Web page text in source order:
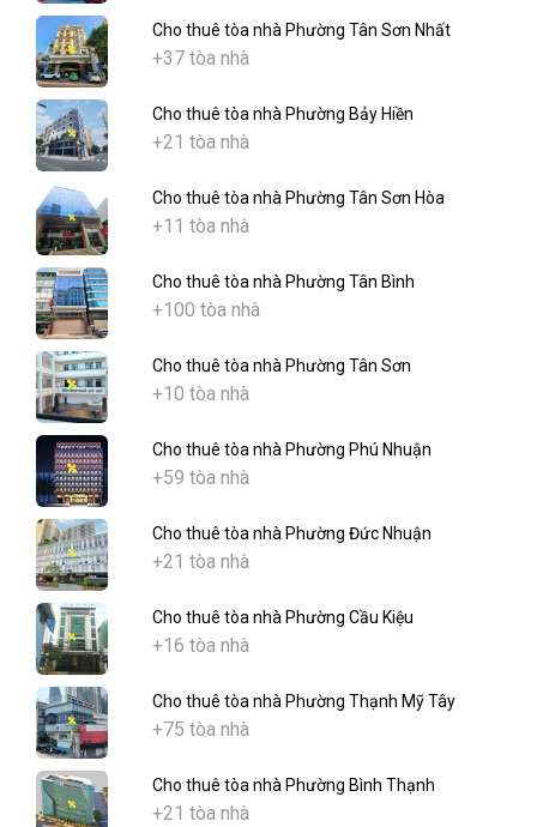
Cho thuê tòa nhà Phường Tân Sơn Nhất
+37 tòa nhà
Cho thuê tòa nhà Phường Bảy Hiền
+21 tòa nhà
Cho thuê tòa nhà Phường Tân Sơn Hòa
+11 tòa nhà
Cho thuê tòa nhà Phường Tân Bình
+100 tòa nhà
Cho thuê tòa nhà Phường Tân Sơn
+10 tòa nhà
Cho thuê tòa nhà Phường Phú Nhuận
+59 tòa nhà
Cho thuê tòa nhà Phường Đức Nhuận
+21 tòa nhà
Cho thuê tòa nhà Phường Cầu Kiệu
+16 tòa nhà
Cho thuê tòa nhà Phường Thạnh Mỹ Tây
+75 tòa nhà
Cho thuê tòa nhà Phường Bình Thạnh
+21 tòa nhà